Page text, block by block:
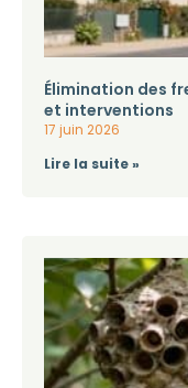
Élimination des
et interventions
17 juin 2026
Lire la suite »